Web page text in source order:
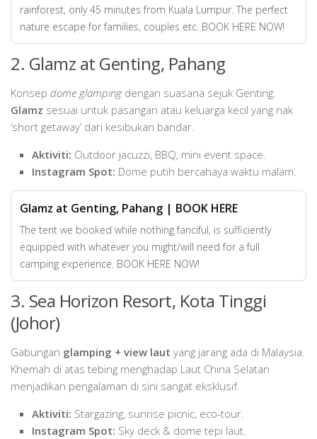
rainforest, only 45 minutes from Kuala Lumpur. The perfect
nature escape for families, couples etc. BOOK HERE NOW!
2. Glamz at Genting, Pahang
Konsep dome glamping dengan suasana sejuk Genting.
Glamz sesuai untuk pasangan atau keluarga kecil yang nak
‘short getaway’ dari kesibukan bandar.
Aktiviti: Outdoor jacuzzi, BBQ, mini event space.
Instagram Spot: Dome putih bercahaya waktu malam.
Glamz at Genting, Pahang | BOOK HERE
The tent we booked while nothing fanciful, is sufficiently
equipped with whatever you might/will need for a full
camping experience. BOOK HERE NOW!
3. Sea Horizon Resort, Kota Tinggi
(Johor)
Gabungan glamping + view laut yang jarang ada di Malaysia.
Khemah di atas tebing menghadap Laut China Selatan
menjadikan pengalaman di sini sangat eksklusif.
Aktiviti: Stargazing, sunrise picnic, eco-tour.
Instagram Spot: Sky deck & dome tepi laut.